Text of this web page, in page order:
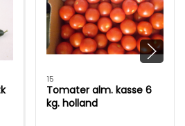
15
Tomater alm. kasse 6
kg. holland